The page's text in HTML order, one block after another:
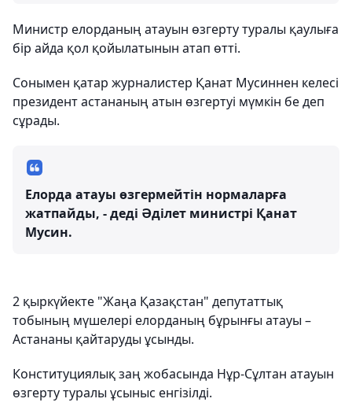
Министр елорданың атауын өзгерту туралы қаулыға
бір айда қол қойылатынын атап өтті.
Сонымен қатар журналистер Қанат Мусиннен келесі
президент астананың атын өзгертуі мүмкін бе деп
сұрады.
Елорда атауы өзгермейтін нормаларға
жатпайды, - деді Әділет министрі Қанат
Мусин.
2 қыркүйекте "Жаңа Қазақстан" депутаттық
тобының мүшелері елорданың бұрынғы атауы –
Астананы қайтаруды ұсынды.
Конституциялық заң жобасында Нұр-Сұлтан атауын
өзгерту туралы ұсыныс енгізілді.